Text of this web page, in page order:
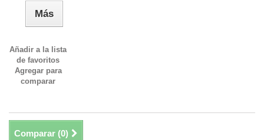
Más
Añadir a la lista
de favoritos
Agregar para
comparar
Comparar (0)